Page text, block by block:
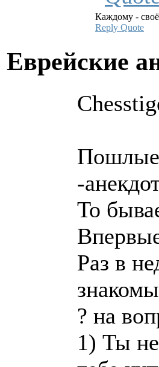
Каждому -
Reply Quote
Еврейские
Пошлые
-
То
Раз в
? на
1) Ты